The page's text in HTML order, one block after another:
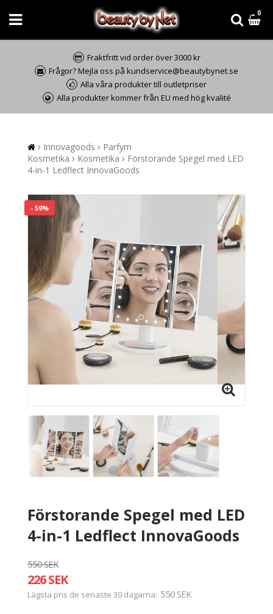
0
Fraktfritt vid order över 3000 kr
Frågor? Mejla oss på kundservice@beautybynet.se
Alla våra produkter till outletpriser
Alla produkter kommer från EU med hög kvalité
Innovagoods
Parfym
Kosmetika
Kosmetika
Förstorande Spegel med LED
4-in-1 Ledflect InnovaGoods
- 59%
Förstorande Spegel med LED
4-in-1 Ledflect InnovaGoods
550 SEK
226 SEK
Lägsta pris de senaste 30 dagarna 550 SEK